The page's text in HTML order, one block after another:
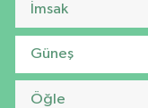
İmsak
Güneş
Öğle